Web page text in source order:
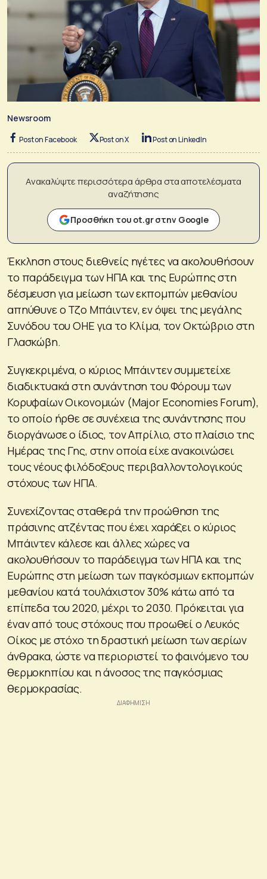
Newsroom
Post on Facebook Post on X Post on LinkedIn
Ανακαλύψτε περισσότερα άρθρα στα αποτελέσματα
αναζήτησης
Προσθήκη του ot.gr στην Google
Έκκληση στους διεθνείς ηγέτες να ακολουθήσουν
το παράδειγμα των ΗΠΑ και της Ευρώπης στη
δέσμευση για μείωση των εκπομπών μεθανίου
απηύθυνε ο Τζο Μπάιντεν, εν όψει της μεγάλης
Συνόδου του ΟΗΕ για το Κλίμα, τον Οκτώβριο στη
Γλασκώβη.
Συγκεκριμένα, ο κύριος Μπάιντεν συμμετείχε
διαδικτυακά στη συνάντηση του Φόρουμ των
Κορυφαίων Οικονομιών (Major Economies Forum),
το οποίο ήρθε σε συνέχεια της συνάντησης που
διοργάνωσε ο ίδιος, τον Απρίλιο, στο πλαίσιο της
Ημέρας της Γης, στην οποία είχε ανακοινώσει
τους νέους φιλόδοξους περιβαλλοντολογικούς
στόχους των ΗΠΑ.
Συνεχίζοντας σταθερά την προώθηση της
πράσινης ατζέντας που έχει χαράξει ο κύριος
Μπάιντεν κάλεσε και άλλες χώρες να
ακολουθήσουν το παράδειγμα των ΗΠΑ και της
Ευρώπης στη μείωση των παγκόσμιων εκπομπών
μεθανίου κατά τουλάχιστον 30% κάτω από τα
επίπεδα του 2020, μέχρι το 2030. Πρόκειται για
έναν από τους στόχους που προωθεί ο Λευκός
Οίκος με στόχο τη δραστική μείωση των αερίων
άνθρακα, ώστε να περιοριστεί το φαινόμενο του
θερμοκηπίου και η άνοσος της παγκόσμιας
θερμοκρασίας.